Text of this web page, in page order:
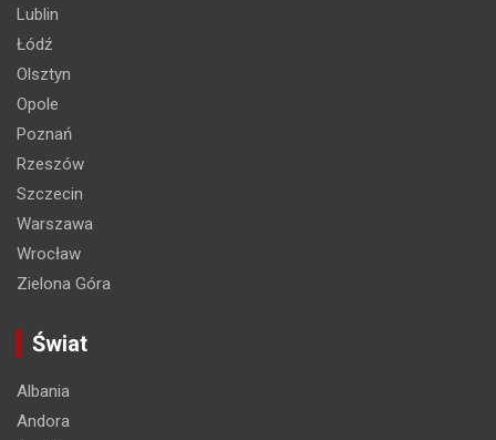
Lublin
Łódź
Olsztyn
Opole
Poznań
Rzeszów
Szczecin
Warszawa
Wrocław
Zielona Góra
Świat
Albania
Andora